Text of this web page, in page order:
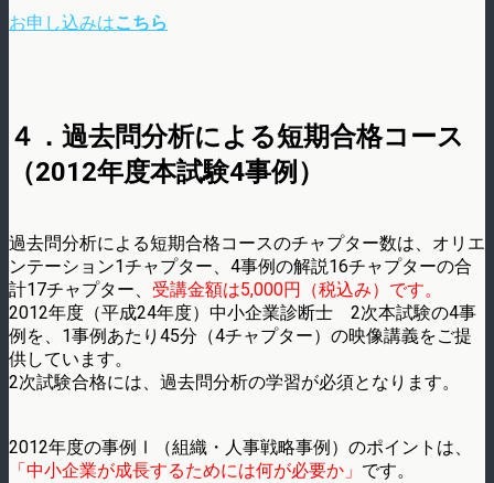
お申し込みはこちら
４．過去問分析による短期合格コース
（2012年度本試験4事例）
過去問分析による短期合格コースのチャプター数は、オリエ
ンテーション1チャプター、4事例の解説16チャプターの合
計17チャプター、 受講金額は5,000円（税込み）です。
2012年度（平成24年度）中小企業診断士 2次本試験の4事
例を、1事例あたり45分（4チャプター）の映像講義をご提
供しています。
2次試験合格には、過去問分析の学習が必須となります。
2012年度の事例Ⅰ（組織・人事戦略事例）のポイントは、
「中小企業が成長するためには何が必要か」 です。